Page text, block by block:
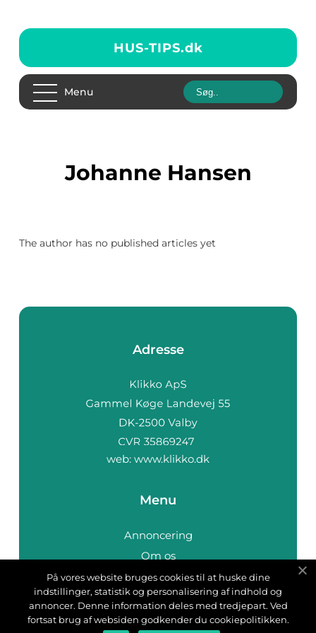
HUS-TIPS.dk
Menu
Johanne Hansen
The author has no published articles yet
Adresse
web: www.klikko.dk
Menu
Annoncering
Om os
Cookies
Kontakt os
Sitemap
På vores website bruges cookies til at huske dine
indstillinger, statistik og personalisering af indhold og
annoncer. Denne information deles med tredjepart. Ved
fortsat brug af websiden godkender du cookiepolitikken.